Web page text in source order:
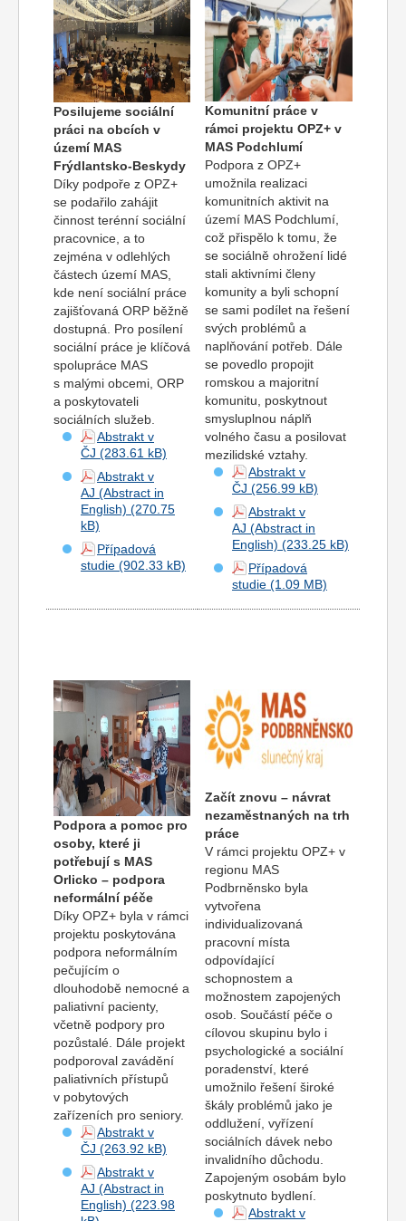
Posilujeme sociální
práci na obcích v
území MAS
Frýdlantsko-Beskydy
Díky podpoře z OPZ+
se podařilo zahájit
činnost terénní sociální
pracovnice, a to
zejména v odlehlých
částech území MAS,
kde není sociální práce
zajišťovaná ORP běžně
dostupná. Pro posílení
sociální práce je klíčová
spolupráce MAS
s malými obcemi, ORP
a poskytovateli
sociálních služeb.
Abstrakt v
ČJ
Abstrakt v
AJ (Abstract in
English)
Případová
studie
Komunitní práce v
rámci projektu OPZ+ v
MAS Podchlumí
Podpora z OPZ+
umožnila realizaci
komunitních aktivit na
území MAS Podchlumí,
což přispělo k tomu, že
se sociálně ohrožení lidé
stali aktivními členy
komunity a byli schopní
se sami podílet na řešení
svých problémů a
naplňování potřeb. Dále
se povedlo propojit
romskou a majoritní
komunitu, poskytnout
smysluplnou náplň
volného času a posilovat
mezilidské vztahy.
Abstrakt v
ČJ
Abstrakt v
AJ (Abstract in
English)
Případová
studie
Podpora a pomoc pro
osoby, které ji
potřebují s MAS
Orlicko – podpora
neformální péče
Díky OPZ+ byla v rámci
projektu poskytována
podpora neformálním
pečujícím o
dlouhodobě nemocné a
paliativní pacienty,
včetně podpory pro
pozůstalé. Dále projekt
podporoval zavádění
paliativních přístupů
v pobytových
zařízeních pro seniory.
Abstrakt v
ČJ
Abstrakt v
AJ (Abstract in
English)
Začít znovu – návrat
nezaměstnaných na trh
práce
V rámci projektu OPZ+ v
regionu MAS
Podbrněnsko byla
vytvořena
individualizovaná
pracovní místa
odpovídající
schopnostem a
možnostem zapojených
osob. Součástí péče o
cílovou skupinu bylo i
psychologické a sociální
poradenství, které
umožnilo řešení široké
škály problémů jako je
oddlužení, vyřízení
sociálních dávek nebo
invalidního důchodu.
Zapojeným osobám bylo
poskytnuto bydlení.
Abstrakt v